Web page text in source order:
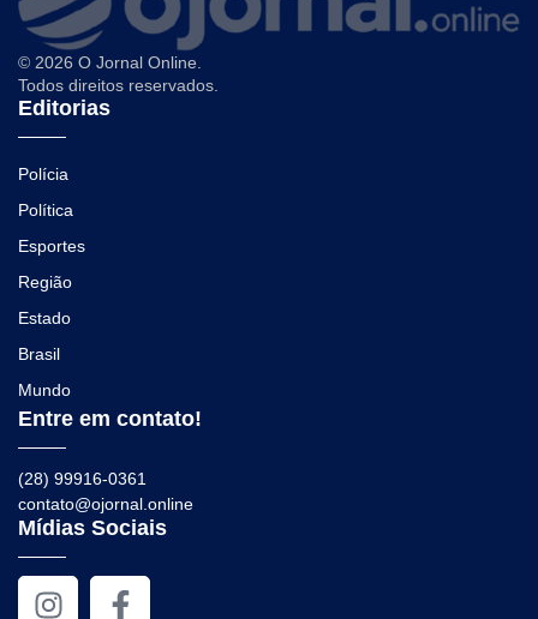
© 2026 O Jornal Online.
Todos direitos reservados.
Editorias
Polícia
Política
Esportes
Região
Estado
Brasil
Mundo
Entre em contato!
(28) 99916-0361
contato@ojornal.online
Mídias Sociais